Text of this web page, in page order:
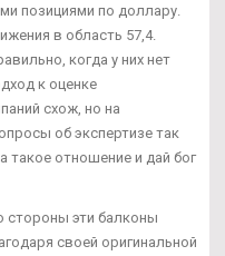
позициями по доллару.
в область 57,4.
когда у них нет
к оценке
схож, но на
об экспертизе так
такое отношение и дай бог
эти балконы
своей оригинальной